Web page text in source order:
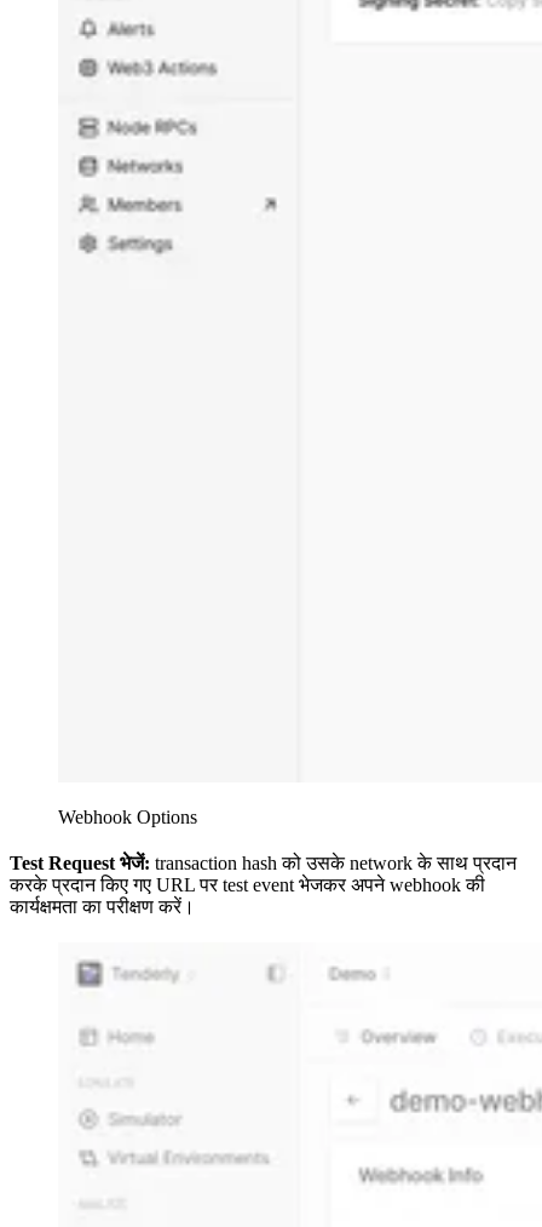
Webhook Options
Test Request भेजें: transaction hash को उसके network के साथ प्रदान
करके प्रदान किए गए URL पर test event भेजकर अपने webhook की
कार्यक्षमता का परीक्षण करें।